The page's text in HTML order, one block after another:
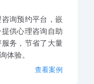
咨询预约平台，嵌
供心理咨询自助
务，节省了大量
体验。
查看案例